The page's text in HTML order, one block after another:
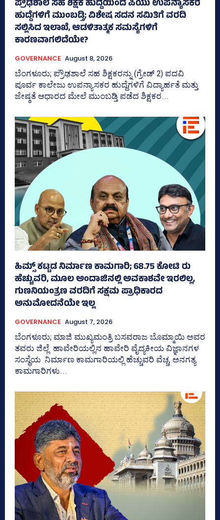
ಪ್ರೌಢಶಾಲೆ ಸಹ ಶಿಕ್ಷಕ ಹುದ್ದೆಯಿಂದ ಪಿಯು ಉಪನ್ಯಾಸಕರ
ಹುದ್ದೆಗಳಿಗೆ ಮುಂಬಡ್ತಿ; ವಿಶೇಷ ಸದನ ಸಮಿತಿಗೆ ವರದಿ
ಸಲ್ಲಿಸಿದ ಇಲಾಖೆ, ಆಡಳಿತಾತ್ಮಕ ಸಮಸ್ಯೆಗಳಿಗೆ
ಕಾರಣವಾಗಲಿದೆಯೇ?
GOVERNANCE August 8, 2026
ಬೆಂಗಳೂರು; ಪ್ರೌಢಶಾಲೆ ಸಹ ಶಿಕ್ಷಕರನ್ನು (ಗ್ರೇಡ್‌ 2) ಪದವಿ
ಪೂರ್ವ ಕಾಲೇಜು ಉಪನ್ಯಾಸಕರ ಹುದ್ದೆಗಳಿಗೆ ವಿದ್ಯಾರ್ಹತೆ ಮತ್ತು
ಜೇ‍ಷ್ಠತೆ ಆಧಾರದ ಮೇಲೆ ಮುಂಬಡ್ತಿ ಪಡೆದ ಶಿಕ್ಷಕರ...
ಹಿಮ್ಸ್‌ ಕಟ್ಟಡ ನಿರ್ಮಾಣ ಕಾಮಗಾರಿ; 68.75 ಕೋಟಿ ರು
ಹೆಚ್ಚುವರಿ, ಮೂಲ ಅಂದಾಜಿನಲ್ಲಿ ಅವಕಾಶವೇ ಇರಲಿಲ್ಲ,
ಗುಣನಿಯಂತ್ರಣ ವರದಿಗೆ ಸಕ್ಷಮ ಪ್ರಾಧಿಕಾರದ
ಅನುಮೋದನೆಯೇ ಇಲ್ಲ
GOVERNANCE August 7, 2026
ಬೆಂಗಳೂರು; ಮಾಜಿ ಮುಖ್ಯಮಂತ್ರಿ ಬಸವರಾಜ ಬೊಮ್ಮಾಯಿ ಅವರ
ತವರು ಜಿಲ್ಲೆ ಹಾವೇರಿಯಲ್ಲಿನ ಹಾವೇರಿ ವೈದ್ಯಕೀಯ ವಿಜ್ಞಾನಗಳ
ಸಂಸ್ಥೆಯ ನಿರ್ಮಾಣ ಕಾಮಗಾರಿಯಲ್ಲಿ ಹೆಚ್ಚುವರಿ ವೆಚ್ಚ, ಅನಗತ್ಯ
ಕಾಮಗಾರಿಗಳು...